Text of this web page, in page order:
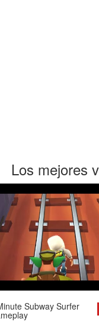
Los mejores
Subway Surfer